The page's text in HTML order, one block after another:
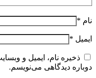
نام *
ایمیل *
ذخیره نام، ایمیل و
دوباره دیدگاهی می‌نویسم.